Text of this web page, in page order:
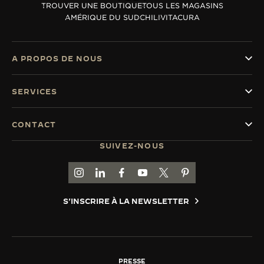
LE VIRTUOSE DU SON
L’ODYSSÉE SIDÉRALE
VOIR LES ÉVÉNEMENTS
TROUVER UNE BOUTIQUETOUS LES MAGASINS
AMÉRIQUE DU SUDCHILIVITACURA
SUIVEZ-NOUS
ACCÉDER À LA PAGE INSTAGRAM DE
ACCÉDER À LA PAGE LINKEDIN DE
ALLER SUR LA PAGE JAEGER-
ACCÉDER À LA PAGE
ALLER SUR LA PAGE
ALLER SUR LA
S'INSCRIRE À LA NEWSLETTER
A PROPOS DE NOUS
SERVICES
CONTACT
PRESSE